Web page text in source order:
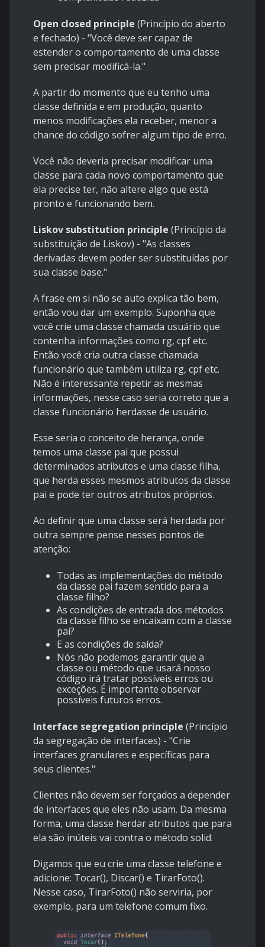
Open closed principle (Princípio do aberto
e fechado) - "Você deve ser capaz de
estender o comportamento de uma classe
sem precisar modificá-la."
A partir do momento que eu tenho uma
classe definida e em produção, quanto
menos modificações ela receber, menor a
chance do código sofrer algum tipo de erro.
Você não deveria precisar modificar uma
classe para cada novo comportamento que
ela precise ter, não altere algo que está
pronto e funcionando bem.
Liskov substitution principle (Princípio da
substituição de Liskov) - "As classes
derivadas devem poder ser substituídas por
sua classe base."
A frase em si não se auto explica tão bem,
então vou dar um exemplo. Suponha que
você crie uma classe chamada usuário que
contenha informações como rg, cpf etc.
Então você cria outra classe chamada
funcionário que também utiliza rg, cpf etc.
Não é interessante repetir as mesmas
informações, nesse caso seria correto que a
classe funcionário herdasse de usuário.
Esse seria o conceito de herança, onde
temos uma classe pai que possui
determinados atributos e uma classe filha,
que herda esses mesmos atributos da classe
pai e pode ter outros atributos próprios.
Ao definir que uma classe será herdada por
outra sempre pense nesses pontos de
atenção:
Todas as implementações do método
da classe pai fazem sentido para a
classe filho?
As condições de entrada dos métodos
da classe filho se encaixam com a classe
pai?
E as condições de saída?
Nós não podemos garantir que a
classe ou método que usará nosso
código irá tratar possíveis erros ou
exceções. É importante observar
possíveis futuros erros.
Interface segregation principle (Princípio
da segregação de interfaces) - "Crie
interfaces granulares e específicas para
seus clientes."
Clientes não devem ser forçados a depender
de interfaces que eles não usam. Da mesma
forma, uma classe herdar atributos que para
ela são inúteis vai contra o método solid.
Digamos que eu crie uma classe telefone e
adicione: Tocar(), Discar() e TirarFoto().
Nesse caso, TirarFoto() não serviria, por
exemplo, para um telefone comum fixo.